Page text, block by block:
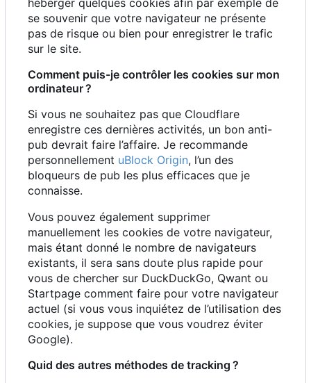
héberger quelques cookies afin par exemple de
se souvenir que votre navigateur ne présente
pas de risque ou bien pour enregistrer le trafic
sur le site.
Comment puis-je contrôler les cookies sur mon
ordinateur?
Si vous ne souhaitez pas que Cloudflare
enregistre ces dernières activités, un bon anti-
pub devrait faire l’affaire. Je recommande
personnellement uBlock Origin, l’un des
bloqueurs de pub les plus efficaces que je
connaisse.
Vous pouvez également supprimer
manuellement les cookies de votre navigateur,
mais étant donné le nombre de navigateurs
existants, il sera sans doute plus rapide pour
vous de chercher sur DuckDuckGo, Qwant ou
Startpage comment faire pour votre navigateur
actuel (si vous vous inquiétez de l’utilisation des
cookies, je suppose que vous voudrez éviter
Google).
Quid des autres méthodes de tracking ?